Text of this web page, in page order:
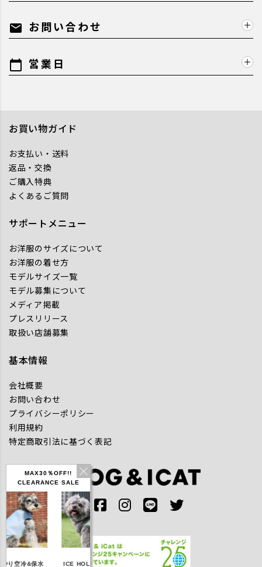
MAX30％OFF!!
CLEARANCE SALE
空冷&保水 ICE HOLD フィッシ
IDOG ICE HOLD ネ
mail お問い合わせ
calendar_today 営業日
お買い物ガイド
お支払い・送料
返品・交換
ご購入特典
よくあるご質問
サポートメニュー
お洋服のサイズについて
お洋服の着せ方
モデルサイズ一覧
モデル募集について
メディア掲載
プレスリリース
取扱い店舗募集
基本情報
会社概要
お問い合わせ
プライバシーポリシー
利用規約
特定商取引法に基づく表記